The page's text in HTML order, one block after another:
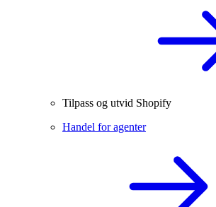
Tilpass og utvid Shopify
Handel for agenter